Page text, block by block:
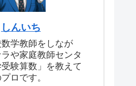
しんいち
学教師をしなが
や家庭教師センタ
験算数」を教えて
ロです。